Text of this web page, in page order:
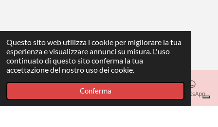
Questo sito web utilizza i cookie per migliorare la tua
esperienza e visualizzare annunci su misura. L'uso
continuato di questo sito conferma la tua
accettazione del nostro uso dei cookie.
Conferma
Home
Prodotti
Showroom
Contatti
+393929968072
Mappa WhatsApp